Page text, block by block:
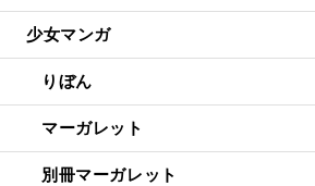
少女マンガ
りぼん
マーガレット
別冊マーガレット